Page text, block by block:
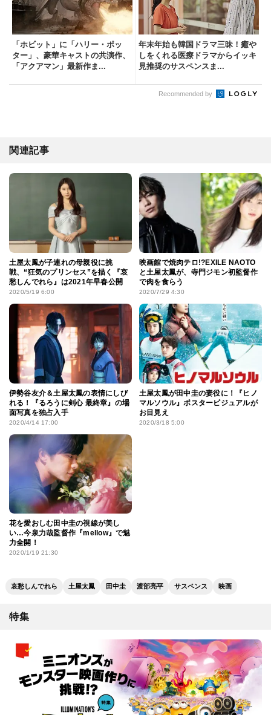
「ホビット」に「ハリー・ポッ
ター」、豪華キャストの共演作、
「アクアマン」最新作ま...
年末年始も韓国ドラマ三昧！癒や
しをくれる医療ドラマからイッキ
見推奨のサスペンスま...
Recommended by
関連記事
土屋太鳳が子連れの母親役に挑
戦、“狂気のプリンセス”を描く『哀
愁しんでれら』は2021年早春公開
2020/5/19 6:00
映画館で焼肉テロ!?EXILE NAOTO
と土屋太鳳が、寺門ジモン初監督作
で肉を食らう
2020/7/29 4:30
伊勢谷友介＆土屋太鳳の表情にしび
れる！『るろうに剣心 最終章』の場
面写真を独占入手
2020/4/14 17:00
土屋太鳳が田中圭の妻役に！『ヒノ
マルソウル』ポスタービジュアルが
お目見え
2020/3/18 5:00
花を愛おしむ田中圭の視線が美し
い…今泉力哉監督作『mellow』で魅
力全開！
2020/1/19 21:30
哀愁しんでれら 土屋太鳳 田中圭 渡部亮平 サスペンス 映画
特集